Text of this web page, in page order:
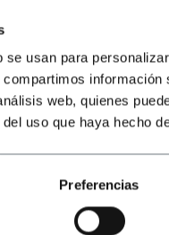
usan para
web, quienes
uso que haya hecho
Preferencias
LED-